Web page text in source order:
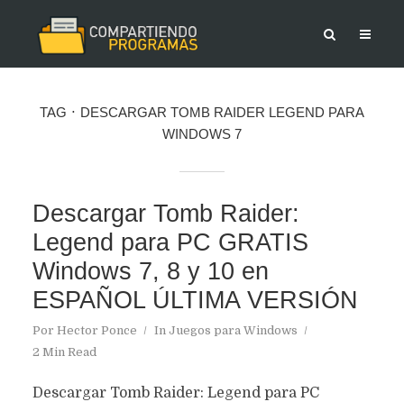
TAG
DESCARGAR TOMB RAIDER LEGEND PARA
WINDOWS 7
Descargar Tomb Raider:
Legend para PC GRATIS
Windows 7, 8 y 10 en
ESPAÑOL ÚLTIMA VERSIÓN
Por Hector Ponce In Juegos para Windows
2 Min Read
Descargar Tomb Raider: Legend para PC